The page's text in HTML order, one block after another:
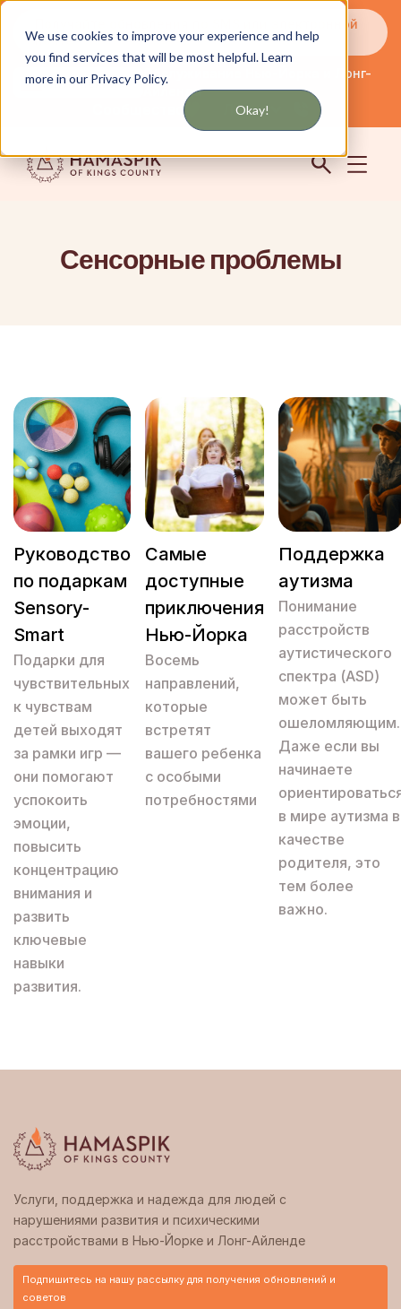
We use cookies to improve your experience and help
you find services that will be most helpful. Learn
more in our Privacy Policy.
Okay!
Получайте обновления по SMS или электронной
почте
английский
Обслуживание Нью-Йорка и Лонг-
Айленда
Сообщество Логин
Сенсорные проблемы
Руководство
по подаркам
Sensory-
Smart
Подарки для
чувствительных
к чувствам
детей выходят
за рамки игр —
они помогают
успокоить
эмоции,
повысить
концентрацию
внимания и
развить
ключевые
навыки
развития.
Самые
доступные
приключения
Нью-Йорка
Восемь
направлений,
которые
встретят
вашего ребенка
с особыми
потребностями
Поддержка
аутизма
Понимание
расстройств
аутистического
спектра (ASD)
может быть
ошеломляющим.
Даже если вы
начинаете
в мире аутизма в
качестве
родителя, это
тем более
важно.
Услуги, поддержка и надежда для людей с
нарушениями развития и психическими
расстройствами в Нью-Йорке и Лонг-Айленде
Подпишитесь на нашу рассылку для получения обновлений и
советов